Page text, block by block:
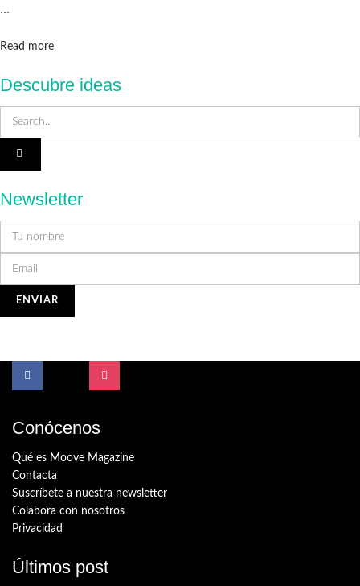
...
Read moreDetails
Descubre ideas
Newsletter
Conócenos
Qué es Moove Magazine
Contacta
Suscríbete a nuestra newsletter
Colabora con nosotros
Privacidad
Últimos post